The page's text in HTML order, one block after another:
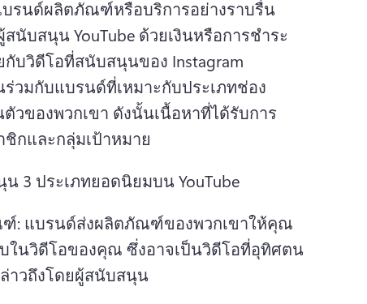
นับสนุน YouTube ด้วยเงินหรือการชําระ
ร่วมกับแบรนด์ที่เหมาะกับประเภทช่อง
วของพวกเขา ดังนั้นเนื้อหาที่ได้รับการ
กและกลุ่มเป้าหมาย
3 ประเภทยอดนิยมบน YouTube
: แบรนด์ส่งผลิตภัณฑ์ของพวกเขาให้คุณ
ในวิดีโอของคุณ ซึ่งอาจเป็นวิดีโอที่อุทิศตน
าวถึงโดยผู้สนับสนุน